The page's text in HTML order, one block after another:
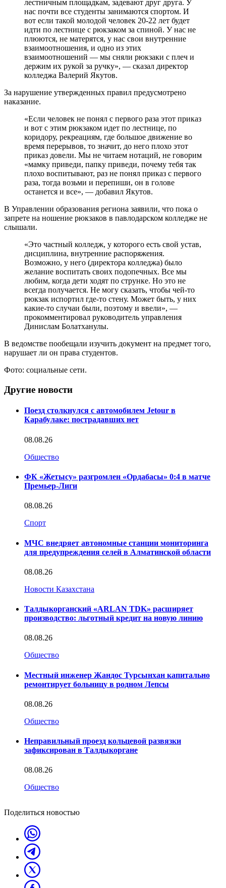
лестничным площадкам, задевают друг друга. У
нас почти все студенты занимаются спортом. И
вот если такой молодой человек 20-22 лет будет
идти по лестнице с рюкзаком за спиной. У нас не
плюются, не матерятся, у нас свои внутренние
взаимоотношения, и одно из этих
взаимоотношений — мы сняли рюкзаки с плеч и
держим их рукой за ручку», — сказал директор
колледжа Валерий Якутов.
За нарушение утвержденных правил предусмотрено
наказание.
«Если человек не понял с первого раза этот приказ
и вот с этим рюкзаком идет по лестнице, по
коридору, рекреациям, где большое движение во
время перерывов, то значит, до него плохо этот
приказ довели. Мы не читаем нотаций, не говорим
«мамку приведи, папку приведи, почему тебя так
плохо воспитывают, раз не понял приказ с первого
раза, тогда возьми и перепиши, он в голове
останется и все», — добавил Якутов.
В Управлении образования региона заявили, что пока о
запрете на ношение рюкзаков в павлодарском колледже не
слышали.
«Это частный колледж, у которого есть свой устав,
дисциплина, внутренние распоряжения.
Возможно, у него (директора колледжа) было
желание воспитать своих подопечных. Все мы
любим, когда дети ходят по струнке. Но это не
всегда получается. Не могу сказать, чтобы чей-то
рюкзак испортил где-то стену. Может быть, у них
какие-то случаи были, поэтому и ввели», —
прокомментировал руководитель управления
Динислам Болатханулы.
В ведомстве пообещали изучить документ на предмет того,
нарушает ли он права студентов.
Фото: социальные сети.
Другие новости
Поезд столкнулся с автомобилем Jetour в
Карабулаке: пострадавших нет
08.08.26
Общество
ФК «Жетысу» разгромлен «Ордабасы» 0:4 в матче
Премьер-Лиги
08.08.26
Спорт
МЧС внедряет автономные станции мониторинга
для предупреждения селей в Алматинской области
08.08.26
Новости Казахстана
Талдыкорганский «ARLAN TDK» расширяет
производство: льготный кредит на новую линию
08.08.26
Общество
Местный инженер Жандос Турсынхан капитально
ремонтирует больницу в родном Лепсы
08.08.26
Общество
Неправильный проезд кольцевой развязки
зафиксирован в Талдыкоргане
08.08.26
Общество
Поделиться новостью